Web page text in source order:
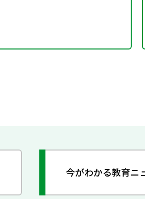
今がわかる教育ニ